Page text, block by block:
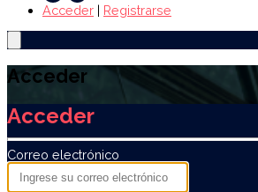
Acceder | Registrarse
Acceder
Acceder
Correo electrónico